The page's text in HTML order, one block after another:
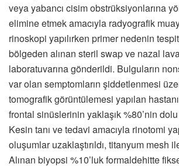
veya yabancı cisim obstrüksiyonlarına
elimine etmek amacıyla radyografik
rinoskopi yapılırken primer nedenin
bölgeden alınan steril swap ve nazal
laboratuvarına gönderildi. Bulguların
var olan semptomların şiddetlenmesi
tomografik görüntülemesi yapılan
frontal sinüslerinin yaklaşık %80’nin
Kesin tanı ve tedavi amacıyla rinotomi
oluşumlar uzaklaştırıldı, titanyum mesh
Alınan biyopsi %10’luk formaldehitte